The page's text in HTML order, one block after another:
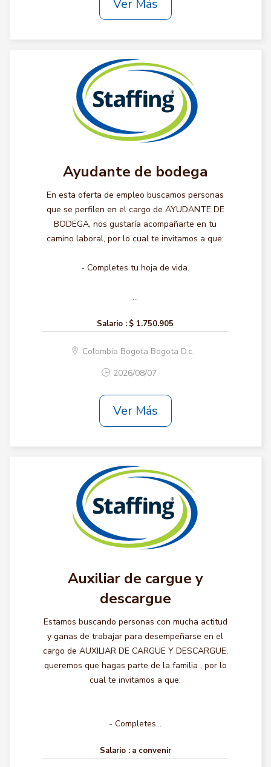
Ver Más
Ayudante de bodega
En esta oferta de empleo buscamos personas
que se perfilen en el cargo de AYUDANTE DE
BODEGA, nos gustaría acompañarte en tu
camino laboral, por lo cual te invitamos a que:
- Completes tu hoja de vida.
...
Salario : $ 1.750.905
Colombia Bogota Bogota D.c.
2026/08/07
Ver Más
Auxiliar de cargue y
descargue
Estamos buscando personas con mucha actitud
y ganas de trabajar para desempeñarse en el
cargo de AUXILIAR DE CARGUE Y DESCARGUE,
queremos que hagas parte de la familia , por lo
cual te invitamos a que:
- Completes...
Salario : a convenir